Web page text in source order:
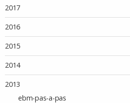
2017
2016
2015
2014
2013
ebm-pas-a-pas